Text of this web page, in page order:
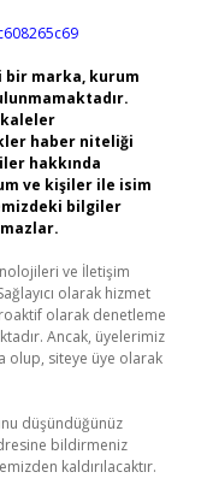
marka, kurum
haber niteliği
hakkında
ve kişiler ile isim
bilgiler
ve İletişim
olarak hizmet
olarak denetleme
Ancak, üyelerimiz
olup, siteye üye olarak
düşündüğünüz
bildirmeniz
kaldırılacaktır.